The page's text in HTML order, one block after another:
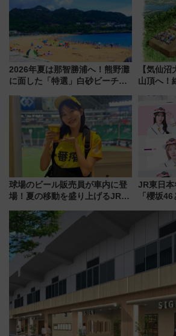
2026年夏は那智勝浦へ！熊野灘
に面した「特選」白砂ビーチは
会」は8月11日開催！
【気仙
山頂へ！
暇村の
球場のビール販売員が車内に登
場！夏の移動を盛り上げるJR九
月7日限定 ソフトバンクホーク
スとコラボ
JR東日
「櫻坂
潟・長野